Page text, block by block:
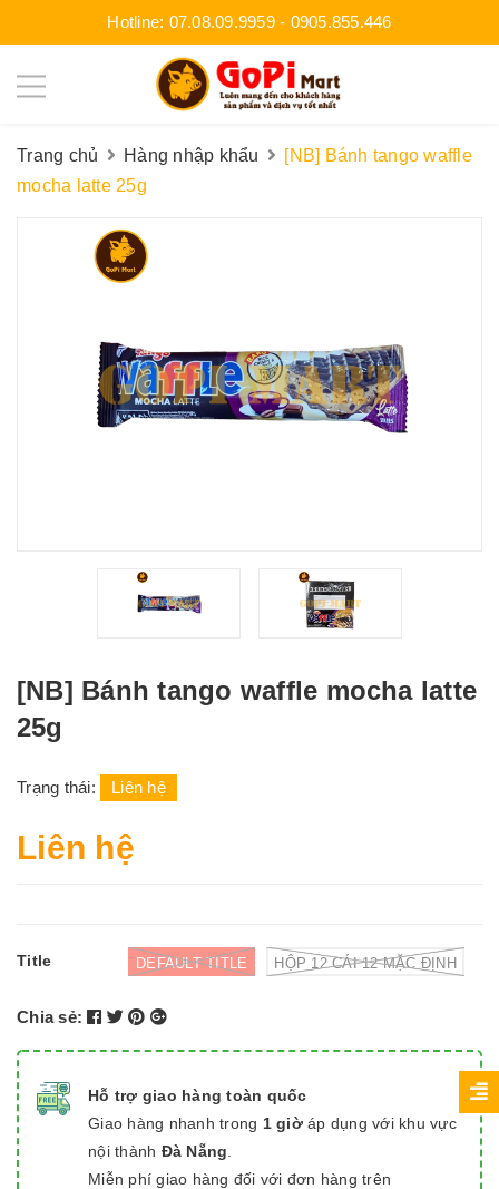
Hotline: 07.08.09.9959- 0905.855.446
Trang chủ Hàng nhập khẩu
[NB] Bánh tango waffle
mocha latte 25g
[NB] Bánh tango waffle mocha latte
25g
Trạng thái: Liên hệ
Liên hệ
Title DEFAULT TITLE HỘP 12 CÁI 12 MẶC ĐỊNH
Chia sẻ:
Hỗ trợ giao hàng toàn quốc
Giao hàng nhanh trong 1 giờáp dụng với khu vực
nội thành Đà Nẵng
Miễn phí giao hàng đối với đơn hàng trên